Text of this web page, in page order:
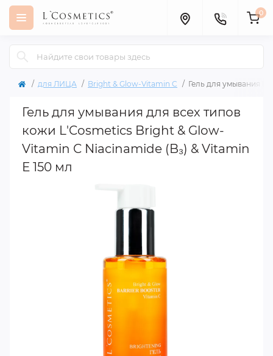
0
для ЛИЦА Bright & Glow-Vitamin C Гель для умывания
Гель для умывания для всех типов
кожи L'Cosmetics Bright & Glow-
Vitamin C Niacinamide (B₃) & Vitamin
Е 150 мл